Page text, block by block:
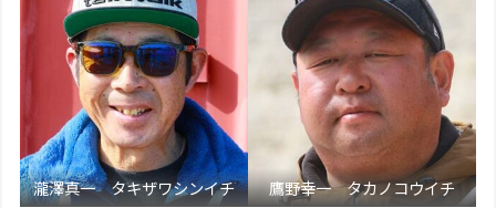
瀧澤真一 タキザワシンイチ 鷹野幸一 タカノコウイチ